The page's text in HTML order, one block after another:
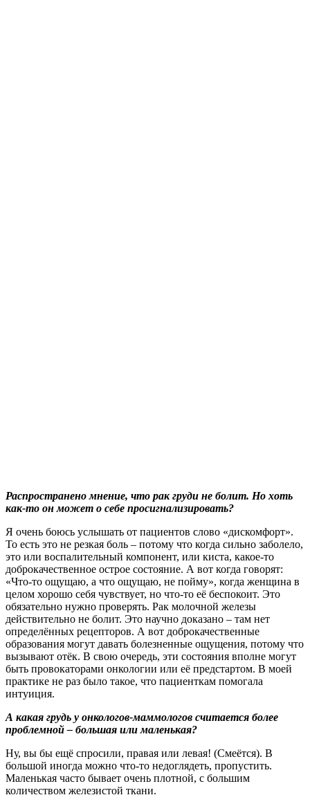
Распространено мнение, что рак груди не болит. Но хоть
как-то он может о себе просигнализировать?
Я очень боюсь услышать от пациентов слово «дискомфорт».
То есть это не резкая боль – потому что когда сильно заболело,
это или воспалительный компонент, или киста, какое-то
доброкачественное острое состояние. А вот когда говорят:
«Что-то ощущаю, а что ощущаю, не пойму», когда женщина в
целом хорошо себя чувствует, но что-то её беспокоит. Это
обязательно нужно проверять. Рак молочной железы
действительно не болит. Это научно доказано – там нет
определённых рецепторов. А вот доброкачественные
образования могут давать болезненные ощущения, потому что
вызывают отёк. В свою очередь, эти состояния вполне могут
быть провокаторами онкологии или её предстартом. В моей
практике не раз было такое, что пациенткам помогала
интуиция.
А какая грудь у онкологов-маммологов считается более
проблемной – большая или маленькая?
Ну, вы бы ещё спросили, правая или левая! (Смеётся). В
большой иногда можно что-то недоглядеть, пропустить.
Маленькая часто бывает очень плотной, с большим
количеством железистой ткани.